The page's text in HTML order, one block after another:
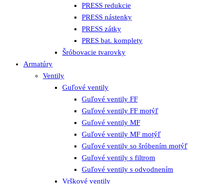
PRESS redukcie
PRESS nástenky
PRESS zátky
PRES bat. komplety
Šróbovacie tvarovky
Armatúry
Ventily
Guľové ventily
Guľové ventily FF
Guľové ventily FF motýľ
Guľové ventily MF
Guľové ventily MF motýľ
Guľové ventily so šróbením motýľ
Guľové ventily s filtrom
Guľové ventily s odvodnením
Vrškové ventily